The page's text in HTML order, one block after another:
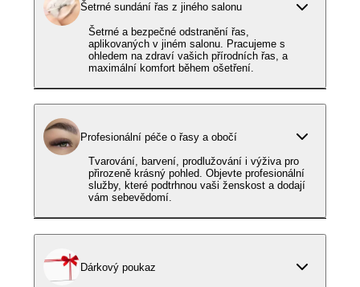
Šetrné sundání řas z jiného salonu
Šetrné a bezpečné odstranění řas,
aplikovaných v jiném salonu. Pracujeme s
ohledem na zdraví vašich přírodních řas, a
maximální komfort během ošetření.
Profesionální péče o řasy a obočí
Tvarování, barvení, prodlužování i výživa pro
přirozeně krásný pohled. Objevte profesionální
služby, které podtrhnou vaši ženskost a dodají
vám sebevědomí.
Dárkový poukaz